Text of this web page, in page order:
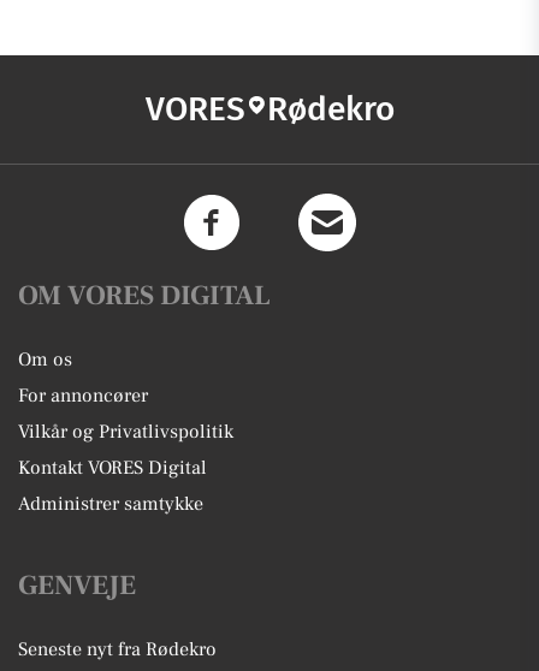
VORES Rødekro
OM VORES DIGITAL
Om os
For annoncører
Vilkår og Privatlivspolitik
Kontakt VORES Digital
Administrer samtykke
GENVEJE
Seneste nyt fra Rødekro